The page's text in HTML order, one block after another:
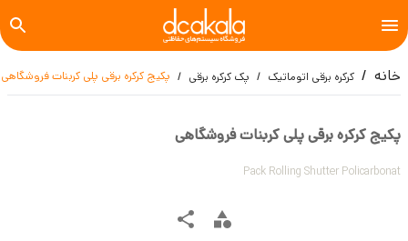
خانه کرکره برقی اتوماتیک پک کرکره برقی پکیج کرکره برقی پلی کربنات فروشگاهی
پکیج کرکره برقی پلی کربنات فروشگاهی
Pack Rolling Shutter Policarbonat